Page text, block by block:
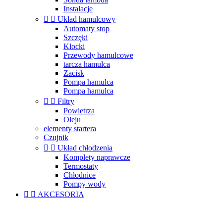
Instalacje
  Układ hamulcowy
Automaty stop
Szczęki
Klocki
Przewody hamulcowe
tarcza hamulca
Zacisk
Pompa hamulca
Pompa hamulca
  Filtry
Powietrza
Oleju
elementy startera
Czujnik
  Układ chłodzenia
Komplety naprawcze
Termostaty
Chłodnice
Pompy wody
  AKCESORIA